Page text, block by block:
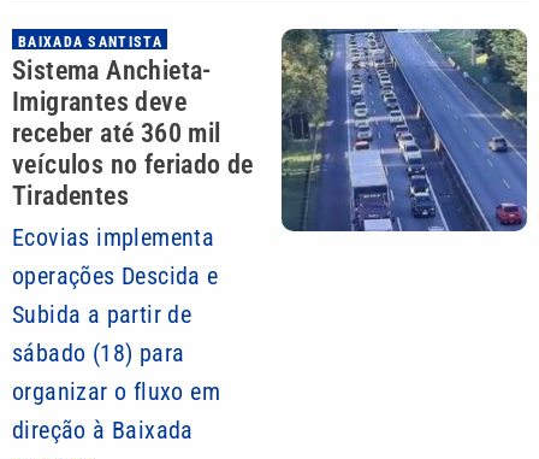
BAIXADA SANTISTA
Sistema Anchieta-
Imigrantes deve
receber até 360 mil
veículos no feriado de
Tiradentes
Ecovias implementa
operações Descida e
Subida a partir de
sábado (18) para
organizar o fluxo em
direção à Baixada